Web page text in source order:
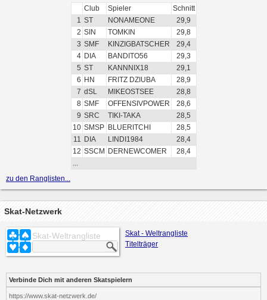
Club Spieler
Schnitt
1 ST NONAMEONE
29,9
2 SIN TOMKIN
29,8
3 SMF KINZIGBATSCHER
29,4
4 DIA BANDITO56
29,3
5 ST KANNNIX18
29,1
6 HN FRITZ DZIUBA
28,9
7 dSL MIKEOSTSEE
28,8
8 SMF OFFENSIVPOWER
28,6
9 SRC TIKI-TAKA
28,5
10 SMSP BLUERITCHI
28,5
11 DIA LINDI1984
28,4
12 SSCM DERNEWCOMER
28,4
...
zu den Ranglisten...
Skat-Netzwerk
Skat-Weltrangliste
Skat - Weltrangliste
Titelträger
Verbinde Dich mit anderen Skatspielern
https://www.skat-netzwerk.de/